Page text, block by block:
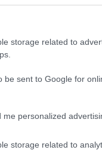
storage related to
be sent to Google for
personalized
storage related to